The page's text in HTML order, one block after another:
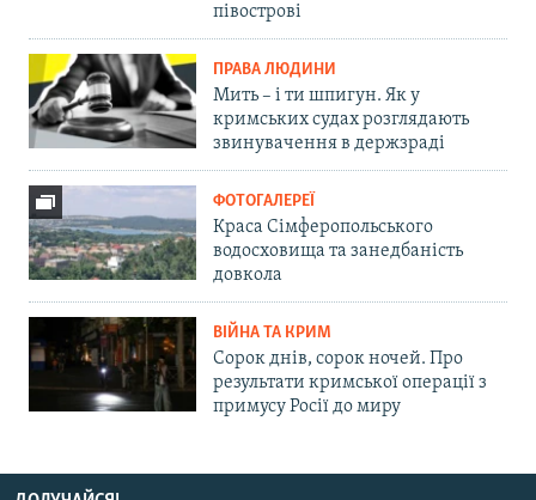
півострові
ПРАВА ЛЮДИНИ
Мить – і ти шпигун. Як у
кримських судах розглядають
звинувачення в держзраді
ФОТОГАЛЕРЕЇ
Краса Сімферопольського
водосховища та занедбаність
довкола
ВІЙНА ТА КРИМ
Сорок днів, сорок ночей. Про
результати кримської операції з
примусу Росії до миру